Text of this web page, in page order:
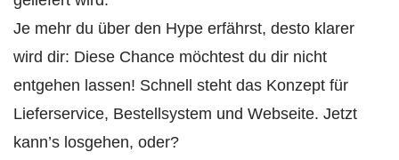
Je mehr du über den Hype erfährst, desto klarer
wird dir: Diese Chance möchtest du dir nicht
entgehen lassen! Schnell steht das Konzept für
Lieferservice, Bestellsystem und Webseite. Jetzt
kann’s losgehen, oder?